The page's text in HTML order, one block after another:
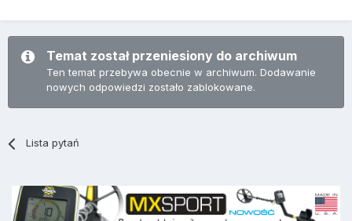
Temat został przeniesiony do archiwum
Ten temat przebywa obecnie w archiwum. Dodawanie
nowych odpowiedzi zostało zablokowane.
Lista pytań